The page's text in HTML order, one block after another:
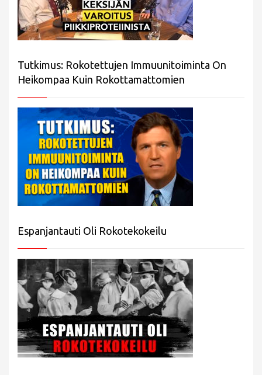
Tutkimus: Rokotettujen Immuunitoiminta On
Heikompaa Kuin Rokottamattomien
Espanjantauti Oli Rokotekokeilu